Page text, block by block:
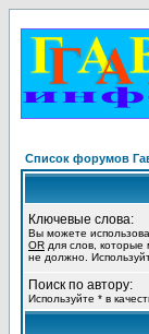
Список форумов
Ключевые слова:
Вы можете
OR для слов, которые
не должно.
Поиск по автору:
Используйте * в